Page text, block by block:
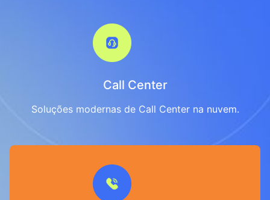
Call Center
Soluções modernas de Call Center na nuvem.